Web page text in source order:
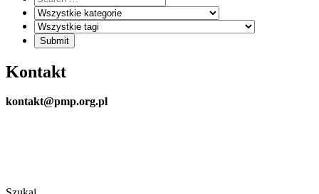
Kontakt
kontakt@pmp.org.pl